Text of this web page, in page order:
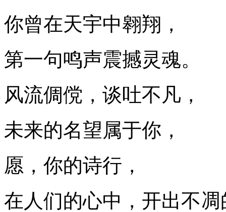
你曾在天宇中翱翔，
第一句鸣声震撼灵魂。
风流倜傥，谈吐不凡，
未来的名望属于你，
愿，你的诗行，
在人们的心中，开出不